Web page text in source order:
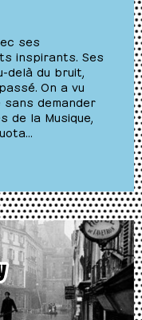
ses
inspirants. Ses
delà du bruit,
On a vu
demander
de la Musique,